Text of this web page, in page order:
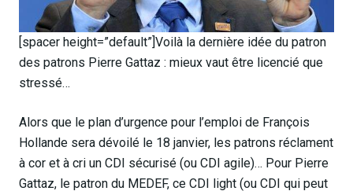
[spacer height=”default”]Voilà la dernière idée du patron
des patrons Pierre Gattaz : mieux vaut être licencié que
stressé…
Alors que le plan d’urgence pour l’emploi de François
Hollande sera dévoilé le 18 janvier, les patrons réclament
à cor et à cri un CDI sécurisé (ou CDI agile)… Pour Pierre
Gattaz, le patron du MEDEF, ce CDI light (ou CDI qui peut